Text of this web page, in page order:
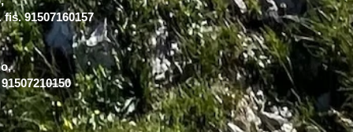
91507160157